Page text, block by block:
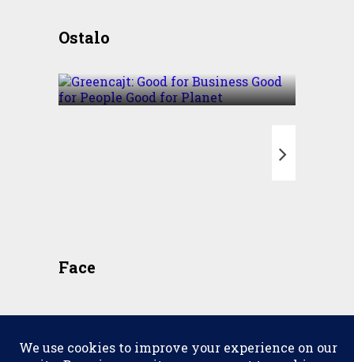
OstaloBusiness Good for People
Face